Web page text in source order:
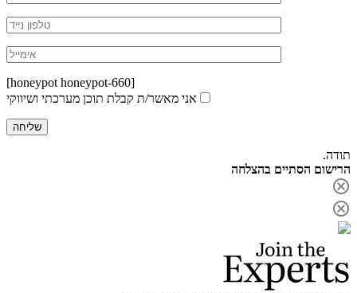
[honeypot honeypot-660]
אני מאשר/ת קבלת תוכן מערכתי ושיווקי
תודה.
הרישום הסתיים בהצלחה